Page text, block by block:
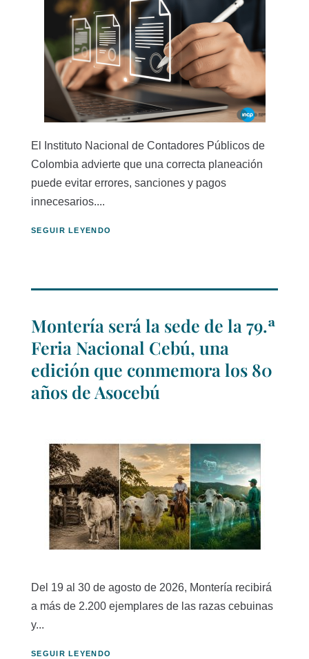
El Instituto Nacional de Contadores Públicos de
Colombia advierte que una correcta planeación
puede evitar errores, sanciones y pagos
innecesarios....
SEGUIR LEYENDO
Montería será la sede de la 79.ª
Feria Nacional Cebú, una
edición que conmemora los 80
años de Asocebú
Del 19 al 30 de agosto de 2026, Montería recibirá
a más de 2.200 ejemplares de las razas cebuinas
y...
SEGUIR LEYENDO